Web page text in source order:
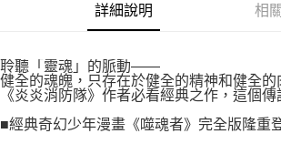
易，需依本服務之必要範圍內提供個人資料，並將交
https://aftee.tw/terms/#terms3
３．未成年的使用者請事先徵得法定代理人或監護人
「AFTEE先享後付」，若未經同意申辦者引起之損失
任。
４．使用「AFTEE先享後付」時，將依據個別帳號之
付款後7-11取貨
宅配
詳細說明 相
聆聽「靈魂」的脈動——
健全的魂魄，只存在於健全的精神和健全的
《炎炎消防隊》作者必看經典之作，這個
■經典奇幻少年漫畫《噬魂者》完全版隆重